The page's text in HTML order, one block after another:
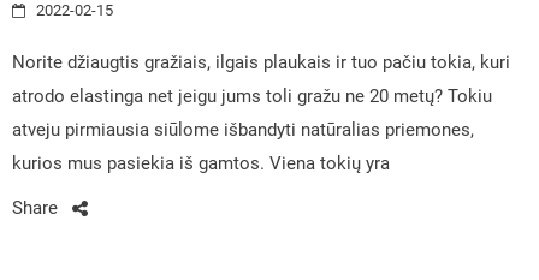
2022-02-15
Norite džiaugtis gražiais, ilgais plaukais ir tuo pačiu tokia, kuri
atrodo elastinga net jeigu jums toli gražu ne 20 metų? Tokiu
atveju pirmiausia siūlome išbandyti natūralias priemones,
kurios mus pasiekia iš gamtos. Viena tokių yra
Share